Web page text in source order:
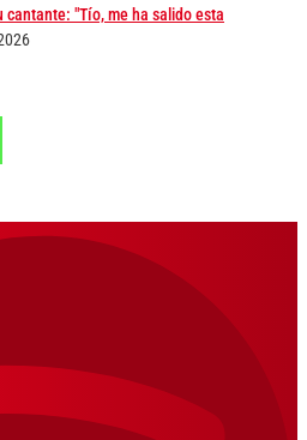
cantante: "Tío, me ha salido esta